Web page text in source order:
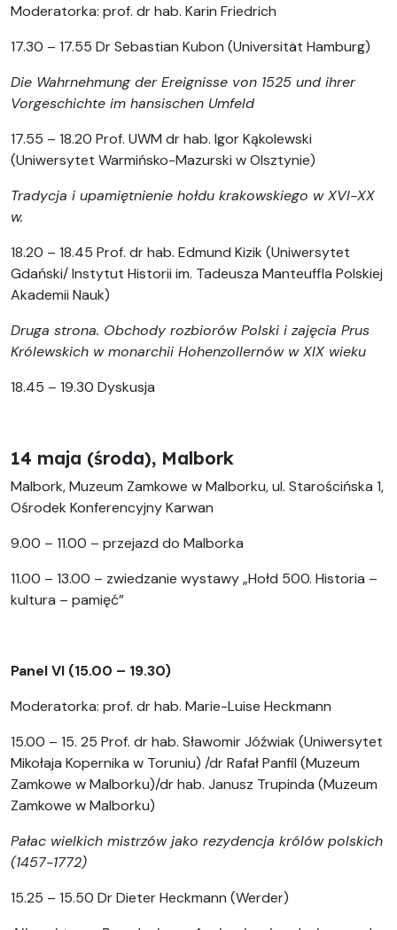
Moderatorka: prof. dr hab. Karin Friedrich
17.30 – 17.55 Dr Sebastian Kubon (Universität Hamburg)
Die Wahrnehmung der Ereignisse von 1525 und ihrer
Vorgeschichte im hansischen Umfeld
17.55 – 18.20 Prof. UWM dr hab. Igor Kąkolewski
(Uniwersytet Warmińsko-Mazurski w Olsztynie)
Tradycja i upamiętnienie hołdu krakowskiego w XVI-XX
w.
18.20 – 18.45 Prof. dr hab. Edmund Kizik (Uniwersytet
Gdański/ Instytut Historii im. Tadeusza Manteuffla Polskiej
Akademii Nauk)
Druga strona. Obchody rozbiorów Polski i zajęcia Prus
Królewskich w monarchii Hohenzollernów w XIX wieku
18.45 – 19.30 Dyskusja
14 maja (środa), Malbork
Malbork, Muzeum Zamkowe w Malborku, ul. Starościńska 1,
Ośrodek Konferencyjny Karwan
9.00 – 11.00 – przejazd do Malborka
11.00 – 13.00 – zwiedzanie wystawy „Hołd 500. Historia –
kultura – pamięć”
Panel VI (15.00 – 19.30)
Moderatorka: prof. dr hab. Marie-Luise Heckmann
15.00 – 15. 25 Prof. dr hab. Sławomir Jóźwiak (Uniwersytet
Mikołaja Kopernika w Toruniu) /dr Rafał Panfil (Muzeum
Zamkowe w Malborku)/dr hab. Janusz Trupinda (Muzeum
Zamkowe w Malborku)
Pałac wielkich mistrzów jako rezydencja królów polskich
(1457-1772)
15.25 – 15.50 Dr Dieter Heckmann (Werder)